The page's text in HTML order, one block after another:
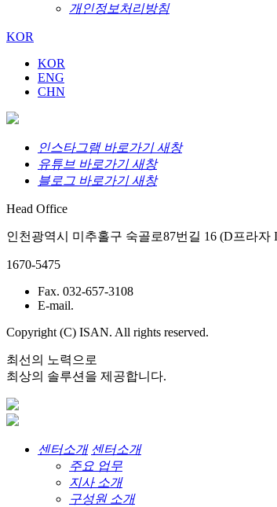
개인정보처리방침
KOR
KOR
ENG
CHN
인스타그램 바로가기 새창
유튜브 바로가기 새창
블로그 바로가기 새창
Head Office
인천광역시 미추홀구 숙골로87번길 16 (D프라자
1670-5475
Fax. 032-657-3108
E-mail.
Copyright (C) ISAN. All rights reserved.
최선의 노력으로
최상의 솔루션을 제공합니다.
센터소개 센터소개
주요 업무
지사 소개
구성원 소개